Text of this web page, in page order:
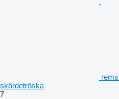
skördetröska
7